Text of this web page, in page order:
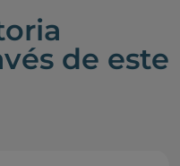
de este